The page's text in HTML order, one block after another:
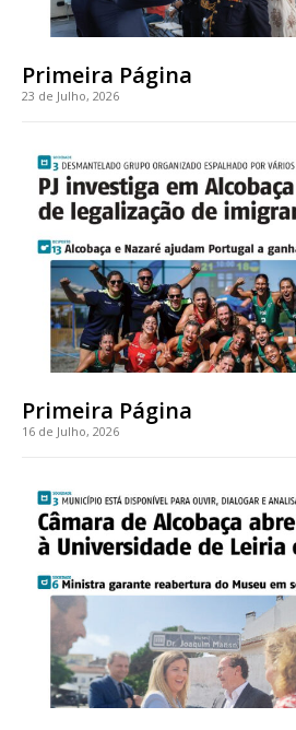
casa
Acesso ao conteúdo online
Acesso aos conteúdos
assinantes
Escolha o plano
DIGITAL
16€
Acesso ao conteúdo online
Acesso aos conteúdos
assinantes
Ofertas para assinatura anual
Escolha o plano
Primeira Página
23 de Julho, 2026
Primeira Página
16 de Julho, 2026